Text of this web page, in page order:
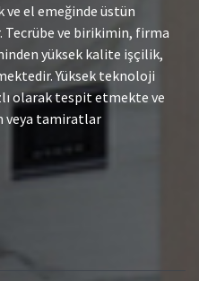
el emeğinde üstün
ve birikimin, firma
yüksek kalite işçilik,
Yüksek teknoloji
olarak tespit etmekte ve
veya tamiratlar